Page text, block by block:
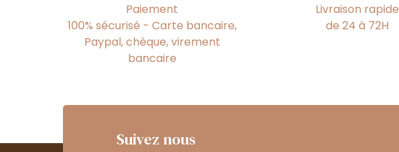
Paiement
100% sécurisé - Carte bancaire,
Paypal, chèque, virement
bancaire
Livraison rapide
de 24 à 72H
Suivez nous